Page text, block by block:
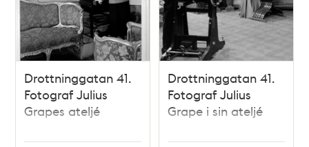
Drottninggatan 41.
Fotograf Julius
Grapes ateljé
Drottninggatan 41.
Fotograf Julius
Grape i sin ateljé